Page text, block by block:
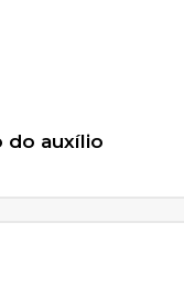
do auxílio